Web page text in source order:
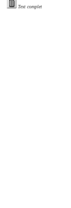
Text complet